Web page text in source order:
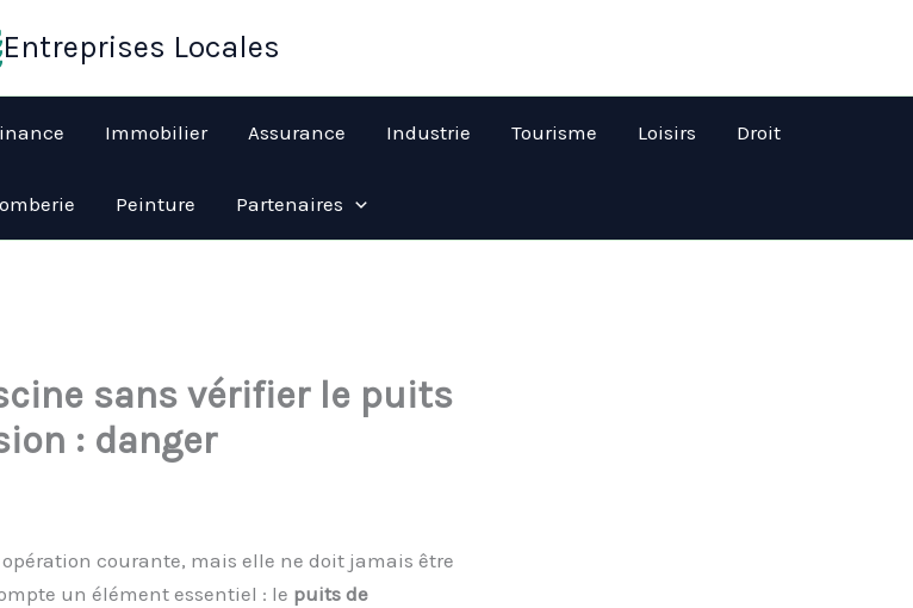
Entreprises Locales
Immobilier Assurance Industrie Tourisme Loisirs Droit
Peinture Partenaires
sans vérifier le puits
: danger
courante, mais elle ne doit jamais être
un élément essentiel : le puits de